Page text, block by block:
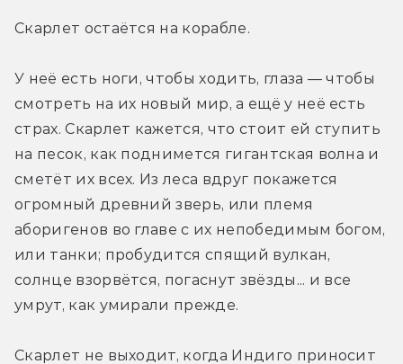
Скарлет остаётся на корабле.
У неё есть ноги, чтобы ходить, глаза — чтобы
смотреть на их новый мир, а ещё у неё есть
страх. Скарлет кажется, что стоит ей ступить
на песок, как поднимется гигантская волна и
сметёт их всех. Из леса вдруг покажется
огромный древний зверь, или племя
аборигенов во главе с их непобедимым богом,
или танки; пробудится спящий вулкан,
солнце взорвётся, погаснут звёзды... и все
умрут, как умирали прежде.
Скарлет не выходит, когда Индиго приносит